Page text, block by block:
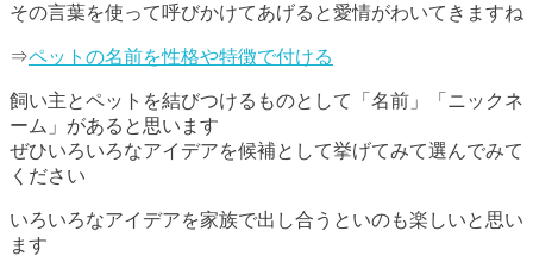
その言葉を使って呼びかけてあげると愛情がわいてきますね
⇒ペットの名前を性格や特徴で付ける
飼い主とペットを結びつけるものとして「名前」「ニックネ
ーム」があると思います
ぜひいろいろなアイデアを候補として挙げてみて選んでみて
ください
いろいろなアイデアを家族で出し合うといのも楽しいと思い
ます